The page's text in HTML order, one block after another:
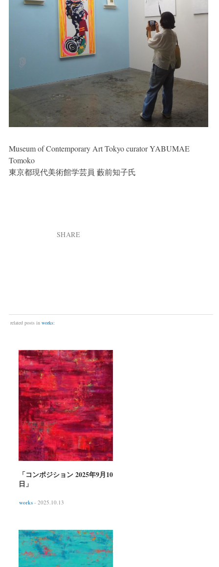
Museum of Contemporary Art Tokyo curator YABUMAE
Tomoko
東京都現代美術館学芸員 藪前知子氏
SHARE
related posts in works:
「コンポジション 2025年9月10
日」
works - 2025.10.13